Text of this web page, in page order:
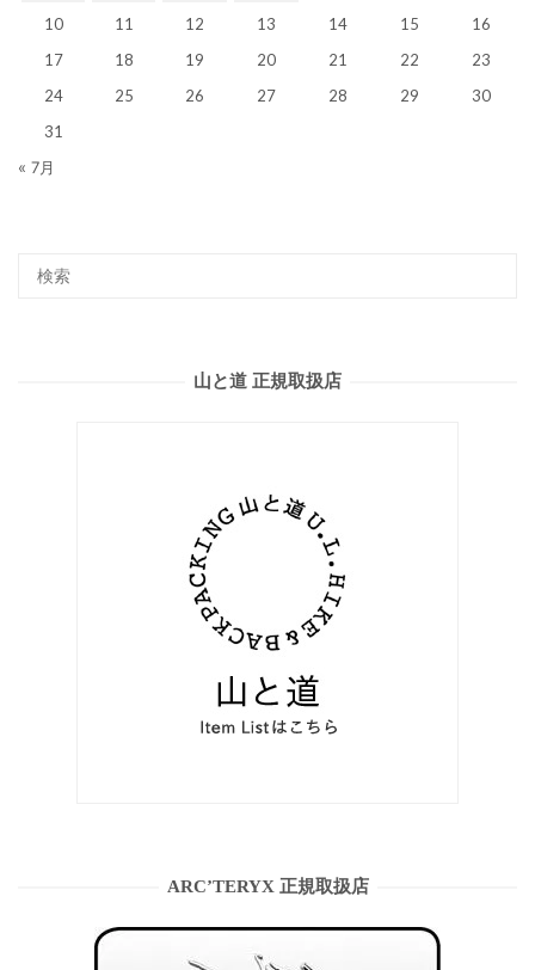
10
11 12 13 14 15
16
17
18 19 20 21 22
23
24
25 26 27 28 29
30
31
« 7月
山と道 正規取扱店
ARC’TERYX 正規取扱店